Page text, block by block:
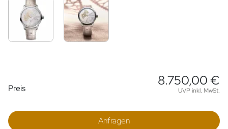
Preisinformationen
Preis
8.750,00 €
UVP inkl. MwSt.
Anfragen